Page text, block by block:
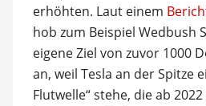
erhöhten. Laut einem
hob zum Beispiel Wedbush
eigene Ziel von zuvor 1000
an, weil Tesla an der Spitze
Flutwelle“ stehe, die ab